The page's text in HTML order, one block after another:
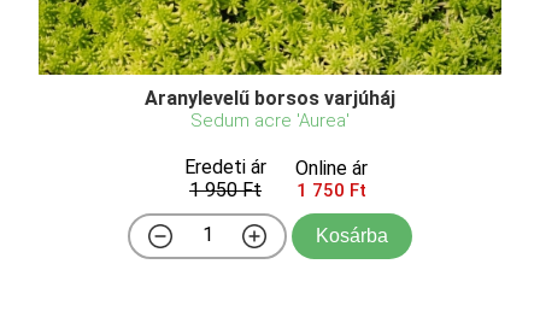
Aranylevelű borsos varjúháj
Sedum acre 'Aurea'
Eredeti ár
1 950 Ft
Online ár
1 750 Ft
Kosárba